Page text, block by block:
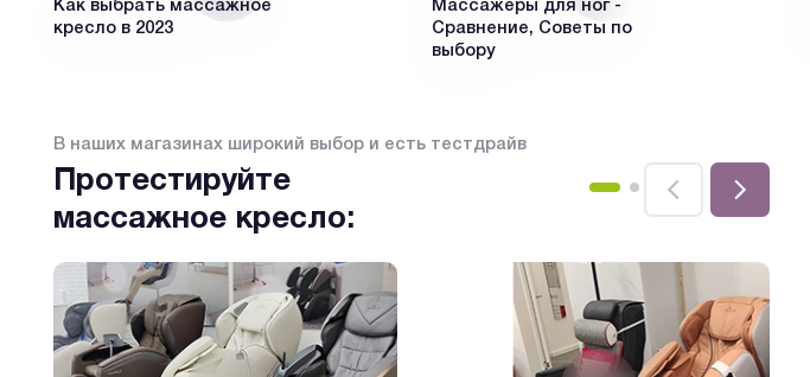
Как выбрать массажное
кресло в 2023
Массажеры для ног -
Сравнение, Советы по
выбору
В наших магазинах широкий выбор и есть тестдрайв
Протестируйте
массажное кресло: